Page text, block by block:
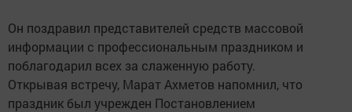
Он поздравил представителей средств массовой
информации с профессиональным праздником и
поблагодарил всех за слаженную работу.
Открывая встречу, Марат Ахметов напомнил, что
праздник был учрежден Постановлением